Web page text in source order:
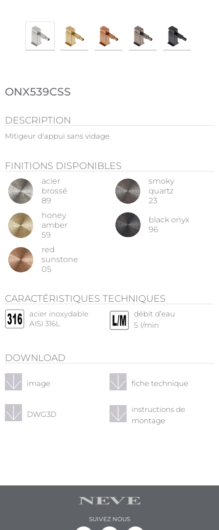
ONX539CSS
DESCRIPTION
Mitigeur d'appui sans vidage
FINITIONS DISPONIBLES
acier
brossé
89
smoky
quartz
23
honey
amber
59
black onyx
96
red
sunstone
05
CARACTÉRISTIQUES TECHNIQUES
acier inoxydable
AISI 316L
débit d’eau
5 l/min
DOWNLOAD
image fiche technique
DWG3D
instructions de
montage
SUIVEZ NOUS